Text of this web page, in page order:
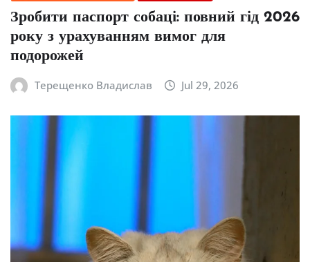
Зробити паспорт собаці: повний гід 2026
року з урахуванням вимог для
подорожей
Терещенко Владислав Jul 29, 2026